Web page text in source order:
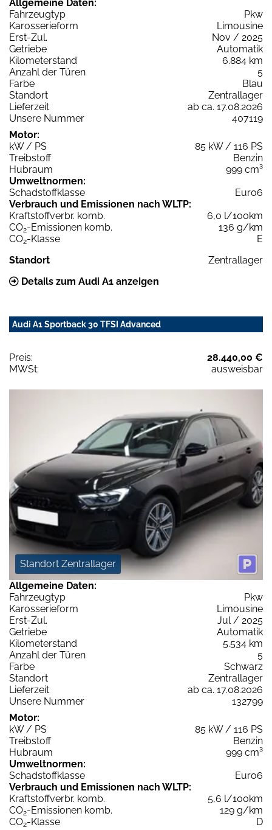
Allgemeine Daten:
Fahrzeugtyp
Pkw
Karosserieform
Limousine
Erst-Zul.
Nov / 2025
Getriebe
Automatik
Kilometerstand
6.884 km
Anzahl der Türen
5
Farbe
Blau
Standort
Zentrallager
Lieferzeit
ab ca. 17.08.2026
Unsere Nummer
407119
Motor:
kW / PS
85 kW / 116 PS
Treibstoff
Benzin
Hubraum
999 cm³
Umweltnormen:
Schadstoffklasse
Euro6
Verbrauch und Emissionen nach WLTP:
Kraftstoffverbr. komb.
6,0 l/100km
CO2-Emissionen komb.
136 g/km
CO2-Klasse
E
Standort
Zentrallager
Details zum Audi A1 anzeigen
Audi A1 Sportback 30 TFSI Advanced
Preis:
28.440,00 €
MWSt:
ausweisbar
Standort Zentrallager
Allgemeine Daten:
Fahrzeugtyp
Pkw
Karosserieform
Limousine
Erst-Zul.
Jul / 2025
Getriebe
Automatik
Kilometerstand
5.534 km
Anzahl der Türen
5
Farbe
Schwarz
Standort
Zentrallager
Lieferzeit
ab ca. 17.08.2026
Unsere Nummer
132799
Motor:
kW / PS
85 kW / 116 PS
Treibstoff
Benzin
Hubraum
999 cm³
Umweltnormen:
Schadstoffklasse
Euro6
Verbrauch und Emissionen nach WLTP:
Kraftstoffverbr. komb.
5,6 l/100km
CO2-Emissionen komb.
129 g/km
CO2-Klasse
D